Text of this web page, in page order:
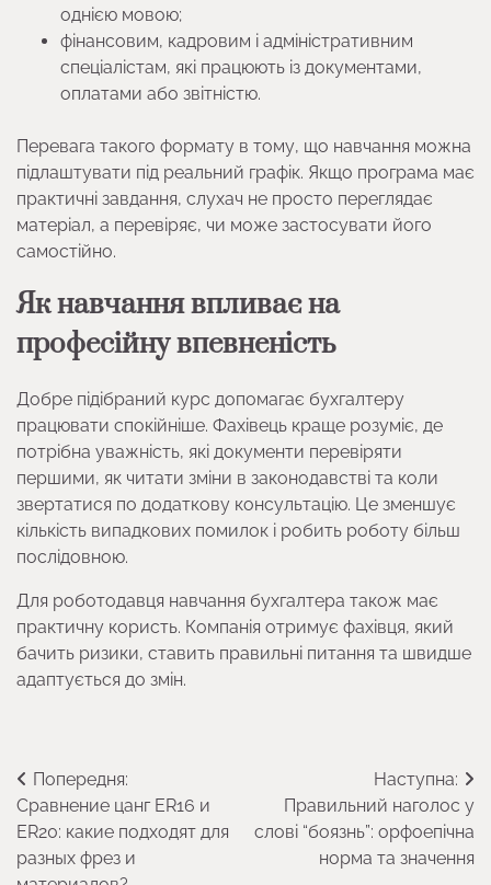
однією мовою;
фінансовим, кадровим і адміністративним
спеціалістам, які працюють із документами,
оплатами або звітністю.
Перевага такого формату в тому, що навчання можна
підлаштувати під реальний графік. Якщо програма має
практичні завдання, слухач не просто переглядає
матеріал, а перевіряє, чи може застосувати його
самостійно.
Як навчання впливає на
професійну впевненість
Добре підібраний курс допомагає бухгалтеру
працювати спокійніше. Фахівець краще розуміє, де
потрібна уважність, які документи перевіряти
першими, як читати зміни в законодавстві та коли
звертатися по додаткову консультацію. Це зменшує
кількість випадкових помилок і робить роботу більш
послідовною.
Для роботодавця навчання бухгалтера також має
практичну користь. Компанія отримує фахівця, який
бачить ризики, ставить правильні питання та швидше
адаптується до змін.
Навігація
записів
Попередня:
Сравнение цанг ER16 и
ER20: какие подходят для
разных фрез и
Наступна:
Правильний наголос у
слові “боязнь”: орфоепічна
норма та значення